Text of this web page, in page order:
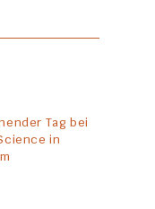
Tag bei
in